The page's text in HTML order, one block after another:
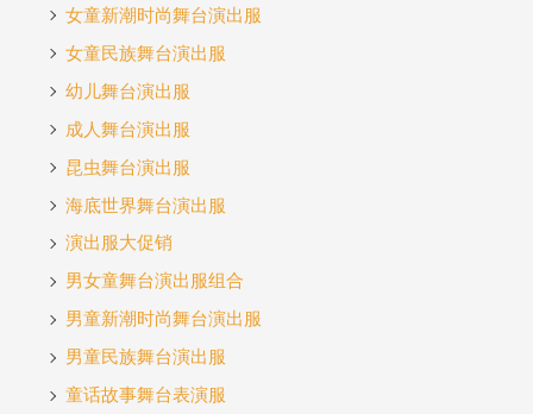
女童新潮时尚舞台演出服
女童民族舞台演出服
幼儿舞台演出服
成人舞台演出服
昆虫舞台演出服
海底世界舞台演出服
演出服大促销
男女童舞台演出服组合
男童新潮时尚舞台演出服
男童民族舞台演出服
童话故事舞台表演服